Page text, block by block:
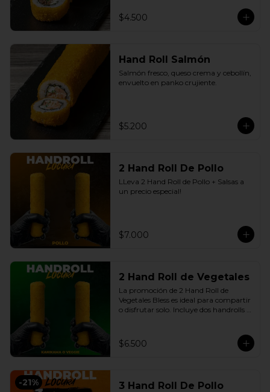
$4.500
Hand Roll Salmón
Salmón fresco, queso crema y cebollín,
envuelto en panko crujiente.
$5.200
2 Hand Roll De Pollo
LLeva 2 Hand Roll de Pollo + Salsas a
un precio especial!
$7.000
2 Hand Roll de Vegetales
La promoción de 2 Hand Roll de
Vegetales Bless es ideal para compartir
o disfrutar solo. Incluye dos handrolls
apanado en panko crocante, más
salsas a elección. Una opción práctica,
$6.500
-21% 3 Hand Roll De Pollo